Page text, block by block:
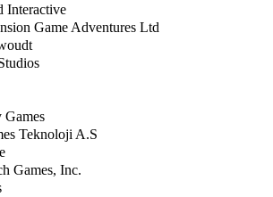
Interactive
Game Adventures Ltd
Teknoloji A.S
Games, Inc.